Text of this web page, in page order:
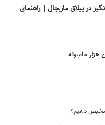
در ییلاق مازیچال | راهنمای
هزار ماسوله
دهیم؟